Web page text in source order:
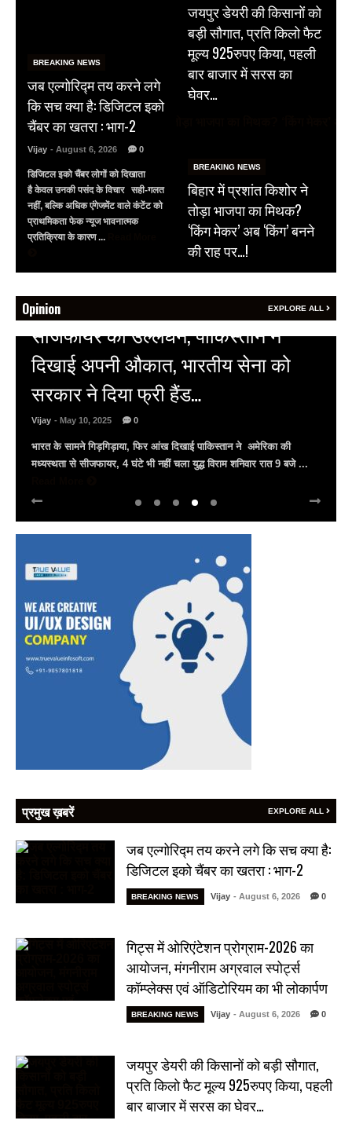
BREAKING NEWS
जब एल्गोरिद्म तय करने लगे
कि सच क्या है: डिजिटल इको
चैंबर का खतरा : भाग-2
Vijay - August 6, 2026 0
डिजिटल इको चैंबर लोगों को दिखाता
है केवल उनकी पसंद के विचार सही-गलत
नहीं, बल्कि अधिक एंगेजमेंट वाले कंटेंट को
प्राथमिकता फेक न्यूज भावनात्मक
प्रतिक्रिया के कारण ...
जयपुर डेयरी की किसानों को
बड़ी सौगात, प्रति किलो फैट
मूल्य 925रुपए किया, पहली
बार बाजार में सरस का
घेवर…
BREAKING NEWS
बिहार में प्रशांत किशोर ने
तोड़ा भाजपा का मिथक?
‘किंग मेकर’ अब ‘किंग’ बनने
की राह पर…!
Opinion EXPLORE ALL
HOT NEWS
अल्बर्ट हॉल पर राजस्थान दिवस समारोह,
राजस्थानी लोक कलाकारों ने बांधा समां…
Vijay - March 30, 2025
अल्बर्ट हॉल पर राज्यस्तरीय सांस्कृतिक संध्या का भव्य आयोजन, उमड़ा जन
सैलाब राज्यपाल हरिभाऊ किसनराव बागडे़, मुख्यमंत्री भजनलाल शर्मा और उप
प्रमुख ख़बरें EXPLORE ALL
जब एल्गोरिद्म तय करने लगे कि सच क्या है:
डिजिटल इको चैंबर का खतरा : भाग-2
BREAKING NEWS Vijay - August 6, 2026 0
गिट्स में ओरिएंटेशन प्रोग्राम-2026 का
आयोजन, मंगनीराम अग्रवाल स्पोर्ट्स
कॉम्प्लेक्स एवं ऑडिटोरियम का भी लोकार्पण
BREAKING NEWS Vijay - August 6, 2026 0
जयपुर डेयरी की किसानों को बड़ी सौगात,
प्रति किलो फैट मूल्य 925रुपए किया, पहली
बार बाजार में सरस का घेवर…